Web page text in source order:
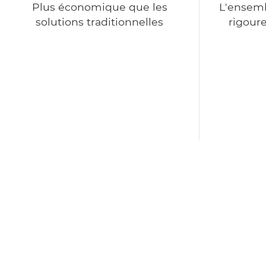
Plus économique que les
solutions traditionnelles